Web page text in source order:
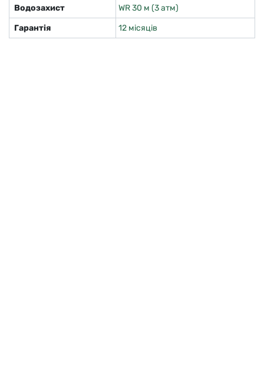
Водозахист
WR 30 м (3 атм)
Гарантія
12 місяців